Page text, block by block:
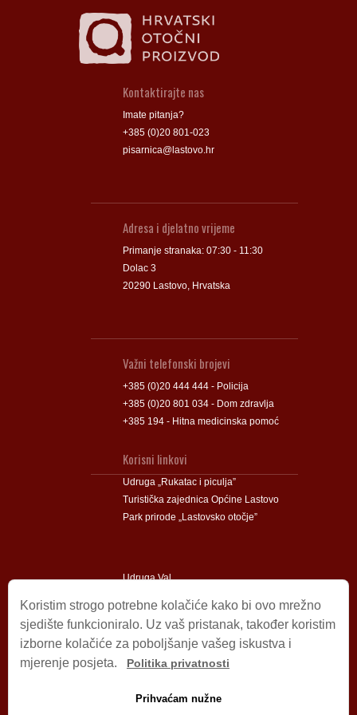
Kontaktirajte nas
Imate pitanja?
+385 (0)20 801-023
pisarnica@lastovo.hr
Adresa i djelatno vrijeme
Primanje stranaka: 07:30 - 11:30
Dolac 3
20290 Lastovo, Hrvatska
Važni telefonski brojevi
+385 (0)20 444 444 - Policija
+385 (0)20 801 034 - Dom zdravlja
+385 194 - Hitna medicinska pomoć
Korisni linkovi
Udruga „Rukatac i piculja”
Turistička zajednica Općine Lastovo
Park prirode „Lastovsko otočje”
Udruga Val
Impressum
© 2009 – 2026 Općina Lastovo.
Koristim strogo potrebne kolačiće kako bi ovo mrežno
sjedište funkcioniralo. Uz vaš pristanak, također koristim
izborne kolačiće za poboljšanje vašeg iskustva i
mjerenje posjeta.
Politika privatnosti
Prihvaćam nužne